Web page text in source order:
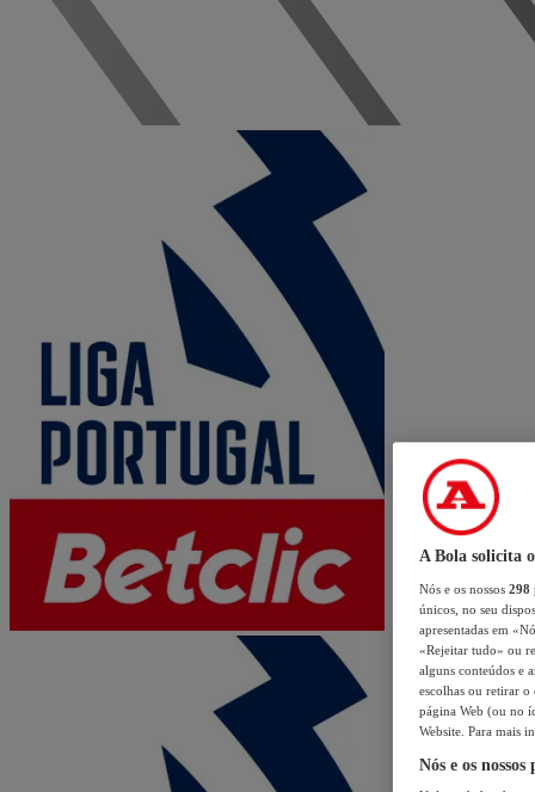
A Bola solicita
Nós e os nossos 298
únicos, no seu
apresentadas em
«Rejeitar tudo» ou
alguns conteúdos e
escolhas ou retirar
página Web (ou no
Website. Para mais
Nós e os